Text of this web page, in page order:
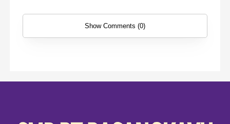
Show Comments (0)